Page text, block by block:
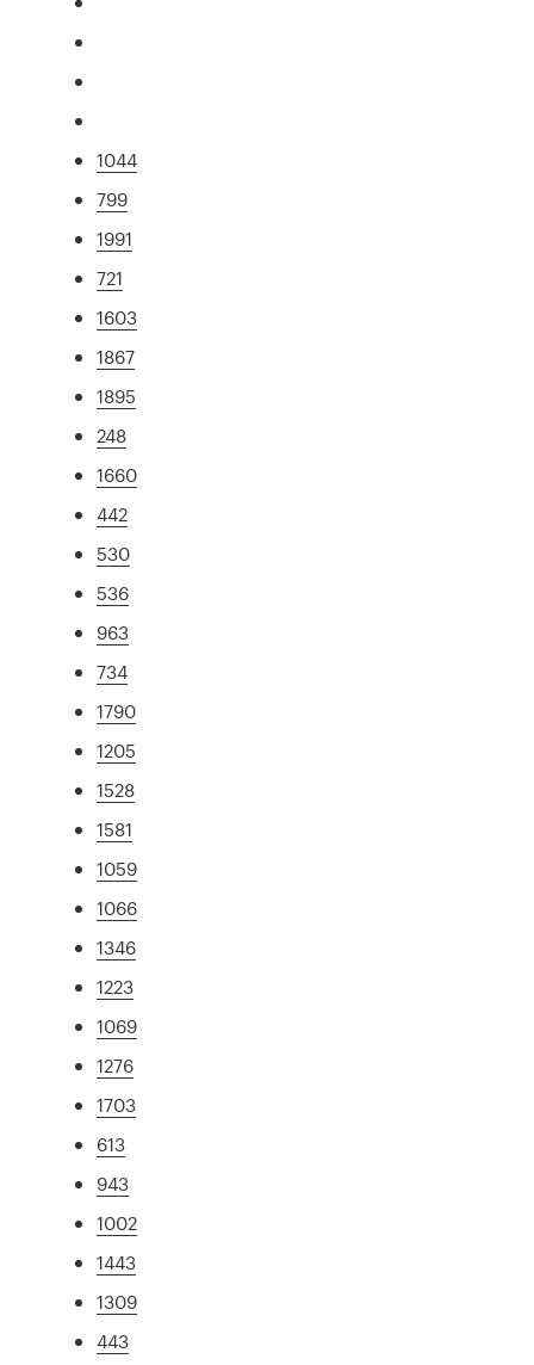
1044
799
1991
721
1603
1867
1895
248
1660
442
530
536
963
734
1790
1205
1528
1581
1059
1066
1346
1223
1069
1276
1703
613
943
1002
1443
1309
443